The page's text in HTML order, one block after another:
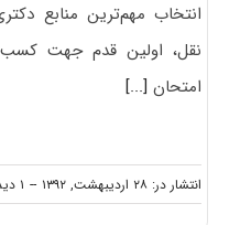
انتخاب مهم‌ترین منابع
نقل، اولین قدم جهت
امتحان[...]
انتشار در: ۲۸ اردیبهشت, ۱۳۹۲ -- ۱ دیدگاه